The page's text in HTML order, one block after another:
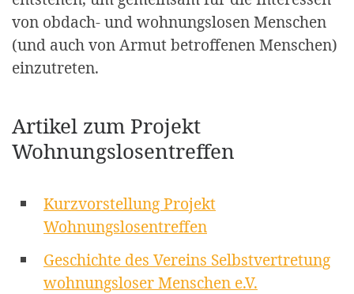
von obdach- und wohnungslosen Menschen
(und auch von Armut betroffenen Menschen)
einzutreten.
Artikel zum Projekt
Wohnungslosentreffen
Kurzvorstellung Projekt
Wohnungslosentreffen
Geschichte des Vereins Selbstvertretung
wohnungsloser Menschen e.V.